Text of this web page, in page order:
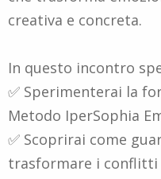
creativa e concreta.
In questo incontro
✅ Sperimenterai la
Metodo IperSophia
✅ Scoprirai come
trasformare i